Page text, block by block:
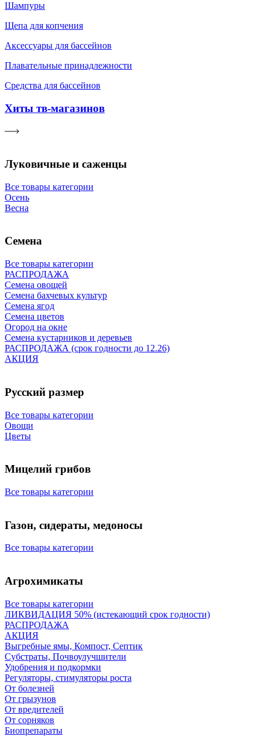
Шампуры
Щепа для копчения
Аксессуары для бассейнов
Плавательные принадлежности
Средства для бассейнов
Хиты тв-магазинов
Луковичные и саженцы
Все товары категории
Осень
Весна
Семена
Все товары категории
РАСПРОДАЖА
Семена овощей
Семена бахчевых культур
Семена ягод
Семена цветов
Огород на окне
Семена кустарников и деревьев
РАСПРОДАЖА (срок годности до 12.26)
АКЦИЯ
Русский размер
Все товары категории
Овощи
Цветы
Мицелий грибов
Все товары категории
Газон, сидераты, медоносы
Все товары категории
Агрохимикаты
Все товары категории
ЛИКВИДАЦИЯ 50% (истекающий срок годности)
РАСПРОДАЖА
АКЦИЯ
Выгребные ямы, Компост, Септик
Субстраты, Почвоулучшители
Удобрения и подкормки
Регуляторы, стимуляторы роста
От болезней
От грызунов
От вредителей
От сорняков
Биопрепараты